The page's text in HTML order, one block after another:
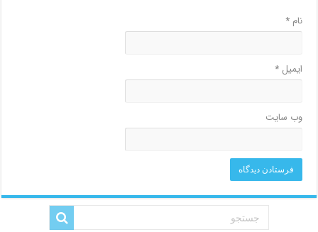
نام*
ایمیل*
وب‌ سایت